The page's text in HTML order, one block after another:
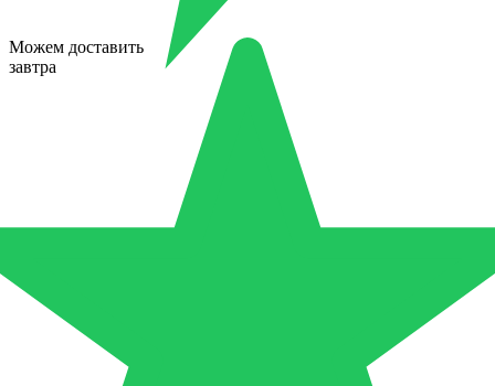
Можем доставить
завтра